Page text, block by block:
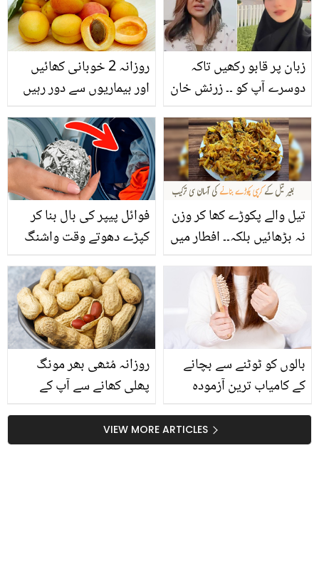
روزانہ 2 خوبانی کھائیں
اور بیماریوں سے دور رہیں
6 حیرت انگیز فوائد، جو
آپ کی صحت کے لیئے
ضروری ہیں
زبان پر قابو رکھیں تاکہ
دوسرے آپ کو ۔۔ زرنش خان
برسات کردی! پوسٹ وائرل
فوائل پیپر کی بال بنا کر
کپڑے دھوتے وقت واشنگ
جانیں فوائل پیپر آپ کے
کپڑوں کے ساتھ ایسا کیا کر
سکتا ہے جو دیکھ کر آپ
بھی حیران رہ جائیں گے
تیل والے پکوڑے کھا کر وزن
نہ بڑھائیں بلکہ۔۔ افطار میں
بنا کر سب کی داد لینے کی
آسان ترکیب
روزانہ مُٹھی بھر مونگ
پھلی کھانے سے آپ کے
تبدیلی آئے گی؟ جان کر آپ
بھی اس کو کھانا نہ
بالوں کو ٹوٹنے سے بچانے
کے کامیاب ترین آزمودہ
VIEW MORE ARTICLES